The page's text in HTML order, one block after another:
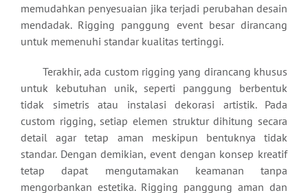
memudahkan penyesuaian jika terjadi perubahan desain
mendadak. Rigging panggung event besar dirancang
untuk memenuhi standar kualitas tertinggi.
Terakhir, ada custom rigging yang dirancang khusus
untuk kebutuhan unik, seperti panggung berbentuk
tidak simetris atau instalasi dekorasi artistik. Pada
custom rigging, setiap elemen struktur dihitung secara
detail agar tetap aman meskipun bentuknya tidak
standar. Dengan demikian, event dengan konsep kreatif
tetap dapat mengutamakan keamanan tanpa
mengorbankan estetika. Rigging panggung aman dan